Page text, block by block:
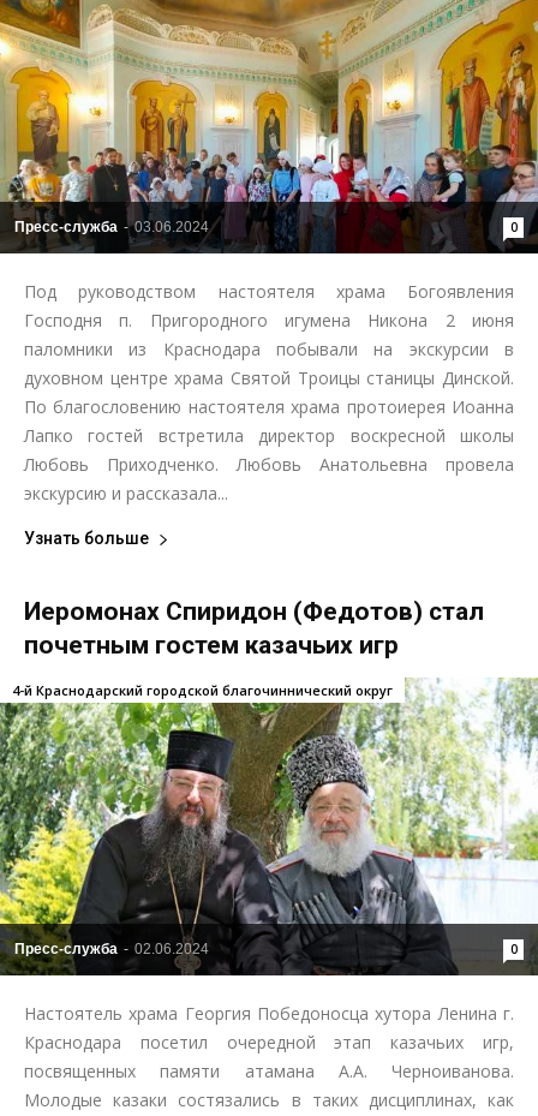
Пресс-служба - 03.06.2024 0
Под руководством настоятеля храма Богоявления
Господня п. Пригородного игумена Никона 2 июня
паломники из Краснодара побывали на экскурсии в
духовном центре храма Святой Троицы станицы Динской.
По благословению настоятеля храма протоиерея Иоанна
Лапко гостей встретила директор воскресной школы
Любовь Приходченко. Любовь Анатольевна провела
экскурсию и рассказала...
Узнать больше
Иеромонах Спиридон (Федотов) стал
почетным гостем казачьих игр
Пресс-служба - 02.06.2024 0
4-й Краснодарский городской благочиннический округ
Настоятель храма Георгия Победоносца хутора Ленина г.
Краснодара посетил очередной этап казачьих игр,
посвященных памяти атамана А.А. Черноиванова.
Молодые казаки состязались в таких дисциплинах, как